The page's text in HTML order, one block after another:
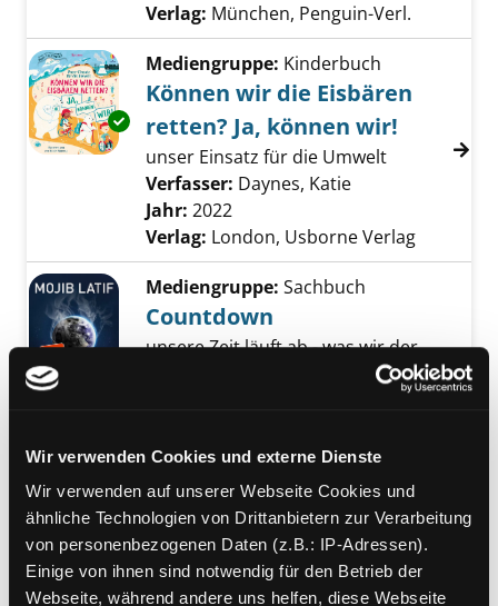
Wir verwenden Cookies und externe Dienste
Wir verwenden auf unserer Webseite Cookies und
ähnliche Technologien von Drittanbietern zur Verarbeitung
von personenbezogenen Daten (z.B.: IP-Adressen).
Einige von ihnen sind notwendig für den Betrieb der
Webseite, während andere uns helfen, diese Webseite
Verlag: München, Penguin-Verl.
Exemplar-Details von Können wir die
Mediengruppe: Kinderbuch
Können wir die Eisbären
retten? Ja, können wir!
unser Einsatz für die Umwelt
Verfasser: Daynes, Katie
Jahr: 2022
Verlag: London, Usborne Verlag
Exemplar-Details von Countdown anzeigen
Mediengruppe: Sachbuch
Countdown
unsere Zeit läuft ab - was wir der
Jahr:2022
Verlag:
Freiburg / Br., Herder
Mediengruppe:Sachbuch
Öko-Bilanz
wo wir stehen, was zu tun wäre,